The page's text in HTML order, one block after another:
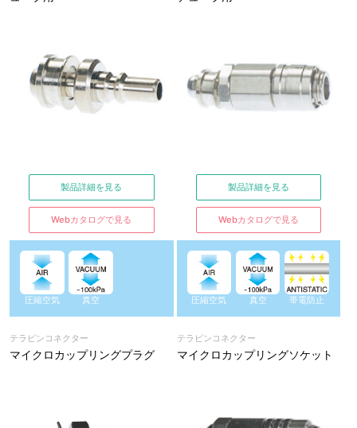
製品詳細を見る
Webカタログで見る
圧縮空気 真空
製品詳細を見る
Webカタログで見る
圧縮空気 真空 帯電防止
テラピンコネクター
マイクロカップリングプラグ
テラピンコネクター
マイクロカップリングソケット